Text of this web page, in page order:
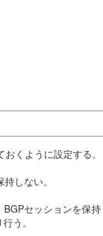
くように設定する。
しない。
セッションを保
う。